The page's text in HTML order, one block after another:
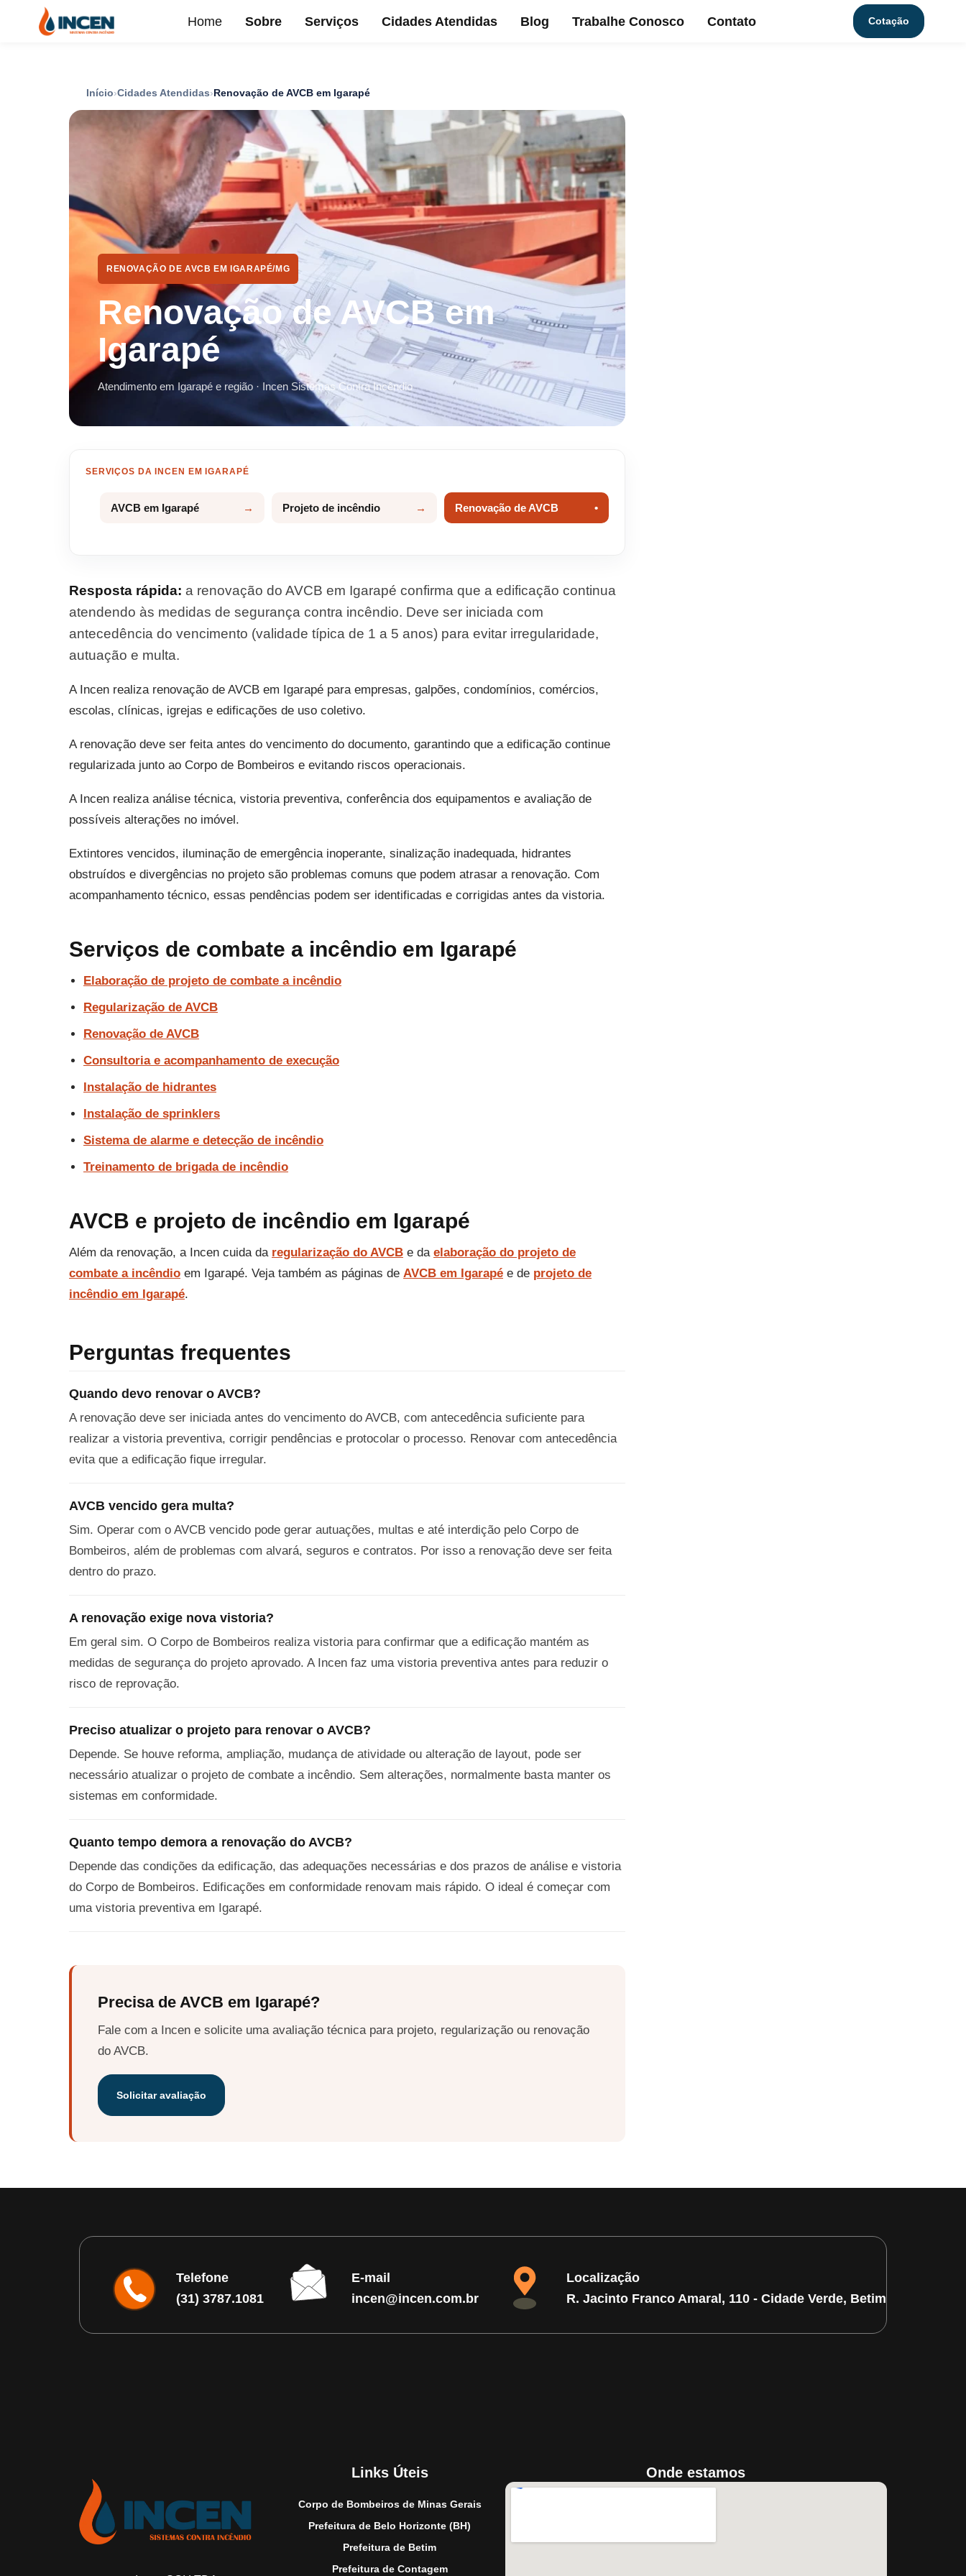
Home Sobre Serviços Cidades Atendidas Blog Trabalhe Conosco Contato Cotação
Início Cidades Atendidas Renovação de AVCB em Igarapé
RENOVAÇÃO DE AVCB EM IGARAPÉ/MG
Renovação de AVCB em
Igarapé
Atendimento em Igarapé e região · Incen Sistemas Contra Incêndio
SERVIÇOS DA INCEN EM IGARAPÉ
AVCB em Igarapé Projeto de incêndio Renovação de AVCB
Resposta rápida: a renovação do AVCB em Igarapé confirma que a edificação continua
atendendo às medidas de segurança contra incêndio. Deve ser iniciada com
antecedência do vencimento (validade típica de 1 a 5 anos) para evitar irregularidade,
autuação e multa.
A Incen realiza renovação de AVCB em Igarapé para empresas, galpões, condomínios, comércios,
escolas, clínicas, igrejas e edificações de uso coletivo.
A renovação deve ser feita antes do vencimento do documento, garantindo que a edificação continue
regularizada junto ao Corpo de Bombeiros e evitando riscos operacionais.
A Incen realiza análise técnica, vistoria preventiva, conferência dos equipamentos e avaliação de
possíveis alterações no imóvel.
Extintores vencidos, iluminação de emergência inoperante, sinalização inadequada, hidrantes
obstruídos e divergências no projeto são problemas comuns que podem atrasar a renovação. Com
acompanhamento técnico, essas pendências podem ser identificadas e corrigidas antes da vistoria.
Serviços de combate a incêndio em Igarapé
Elaboração de projeto de combate a incêndio
Regularização de AVCB
Renovação de AVCB
Consultoria e acompanhamento de execução
Instalação de hidrantes
Instalação de sprinklers
Sistema de alarme e detecção de incêndio
Treinamento de brigada de incêndio
AVCB e projeto de incêndio em Igarapé
Além da renovação, a Incen cuida da regularização do AVCB e da elaboração do projeto de
combate a incêndio em Igarapé. Veja também as páginas de AVCB em Igarapé e de projeto de
incêndio em Igarapé.
Perguntas frequentes
Quando devo renovar o AVCB?
A renovação deve ser iniciada antes do vencimento do AVCB, com antecedência suficiente para
realizar a vistoria preventiva, corrigir pendências e protocolar o processo. Renovar com antecedência
evita que a edificação fique irregular.
AVCB vencido gera multa?
Sim. Operar com o AVCB vencido pode gerar autuações, multas e até interdição pelo Corpo de
Bombeiros, além de problemas com alvará, seguros e contratos. Por isso a renovação deve ser feita
dentro do prazo.
A renovação exige nova vistoria?
Em geral sim. O Corpo de Bombeiros realiza vistoria para confirmar que a edificação mantém as
medidas de segurança do projeto aprovado. A Incen faz uma vistoria preventiva antes para reduzir o
risco de reprovação.
Preciso atualizar o projeto para renovar o AVCB?
Depende. Se houve reforma, ampliação, mudança de atividade ou alteração de layout, pode ser
necessário atualizar o projeto de combate a incêndio. Sem alterações, normalmente basta manter os
sistemas em conformidade.
Quanto tempo demora a renovação do AVCB?
Depende das condições da edificação, das adequações necessárias e dos prazos de análise e vistoria
do Corpo de Bombeiros. Edificações em conformidade renovam mais rápido. O ideal é começar com
uma vistoria preventiva em Igarapé.
Precisa de AVCB em Igarapé?
Fale com a Incen e solicite uma avaliação técnica para projeto, regularização ou renovação
do AVCB.
Solicitar avaliação
Telefone
(31) 3787.1081
E-mail
incen@incen.com.br
Localização
R. Jacinto Franco Amaral, 110 - Cidade Verde, Betim/MG
Links Úteis
Corpo de Bombeiros de Minas Gerais
Prefeitura de Belo Horizonte (BH)
Prefeitura de Betim
Prefeitura de Contagem
Onde estamos